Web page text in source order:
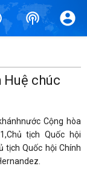
chúc
Cộng hòa
tịch Quốc hội
tịch Quốc hội Chính